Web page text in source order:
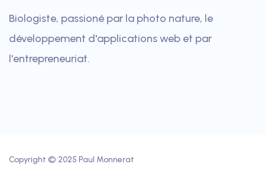
Biologiste, passioné par la photo nature, le
développement d'applications web et par
l'entrepreneuriat.
Copyright © 2025 Paul Monnerat